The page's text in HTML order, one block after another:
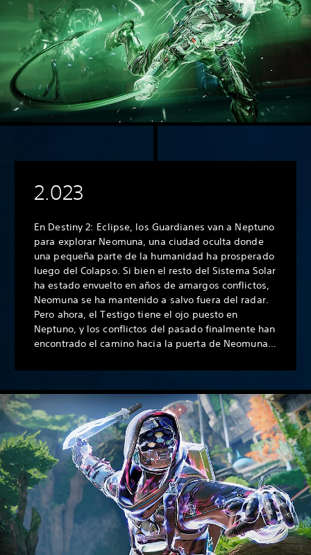
2.023
En Destiny 2: Eclipse, los Guardianes van a Neptuno
para explorar Neomuna, una ciudad oculta donde
una pequeña parte de la humanidad ha prosperado
luego del Colapso. Si bien el resto del Sistema Solar
ha estado envuelto en años de amargos conflictos,
Neomuna se ha mantenido a salvo fuera del radar.
Pero ahora, el Testigo tiene el ojo puesto en
Neptuno, y los conflictos del pasado finalmente han
encontrado el camino hacia la puerta de Neomuna…